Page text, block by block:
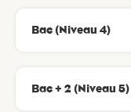
Bac (Niveau 4)
Bac + 2 (Niveau 5)